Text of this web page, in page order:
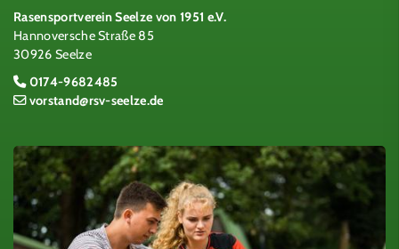
Rasensportverein Seelze von 1951 e.V.
Hannoversche Straße 85
30926 Seelze
0174-9682485
vorstand@rsv-seelze.de